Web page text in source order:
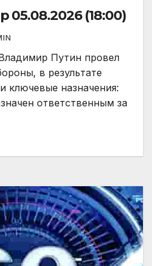
05.08.2026 (18:00)
Путин провел
в результате
ключевые назначения:
ответственным за